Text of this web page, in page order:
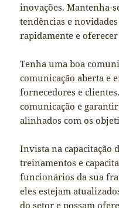
inovações. Mantenha-
tendências e
rapidamente e
Tenha uma boa
comunicação aberta e
fornecedores e
comunicação e
alinhados com os
Invista na capacitação
treinamentos e
funcionários da sua
eles estejam
do setor e possam